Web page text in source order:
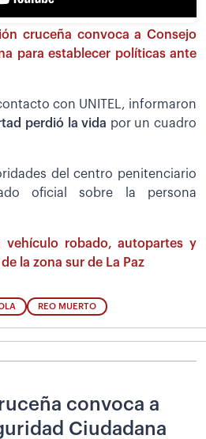
cruceña convoca a Consejo
para establecer políticas ante
con UNITEL, informaron
perdió la vida por un cuadro
del centro penitenciario
oficial sobre la persona
vehículo robado, autopartes y
la zona sur de La Paz
REO MUERTO
convoca a
Ciudadana